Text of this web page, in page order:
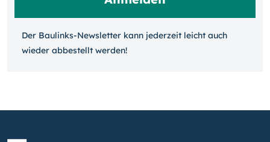
Der Baulinks-Newsletter kann jeder­zeit leicht auch
wieder ab­bestellt werden!